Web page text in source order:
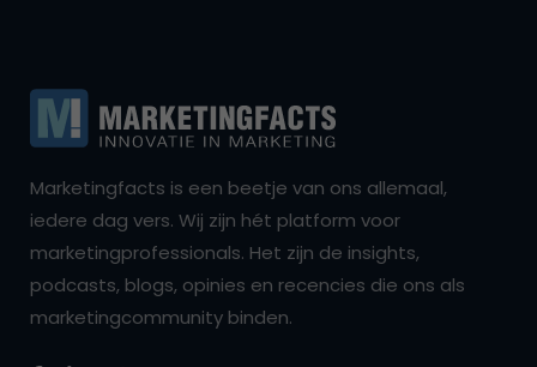
Marketingfacts is een beetje van ons allemaal,
iedere dag vers. Wij zijn hét platform voor
marketingprofessionals. Het zijn de insights,
podcasts, blogs, opinies en recencies die ons als
marketingcommunity binden.